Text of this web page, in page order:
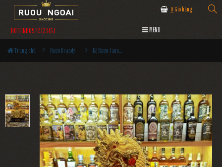
0 Giỏ hàng
HOTLINE 0972.12345.1 MENU
Trang chủ Rượu Brandy Kệ Rượu Janus Dor XO - Rồng MS2